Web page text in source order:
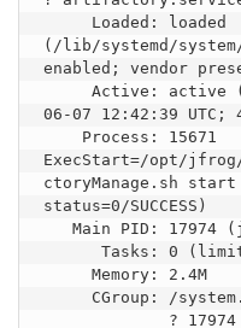
(/lib/systemd/
enabled; vendor
06-07 12:42:39 UTC;
ExecStart=/opt/
ctoryManage.sh
status=0/SUCCESS)